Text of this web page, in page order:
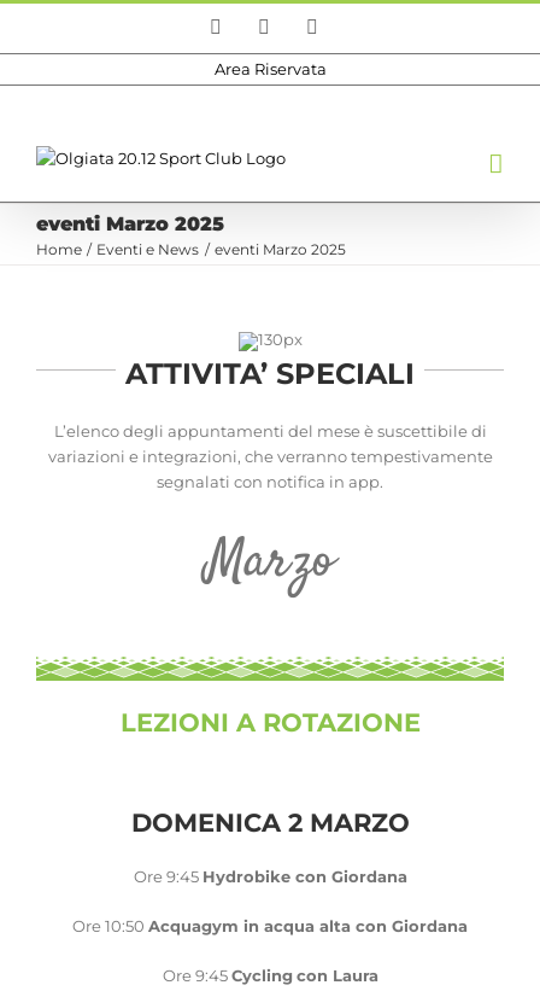
FacebookInstagram
Area Riservata
eventi Marzo 2025
Home Eventi e News eventi Marzo 2025
ATTIVITA’ SPECIALI
L’elenco degli appuntamenti del mese è suscettibile di
variazioni e integrazioni, che verranno tempestivamente
segnalati con notifica in app.
Marzo
LEZIONI A ROTAZIONE
DOMENICA 2 MARZO
Ore 9:45 Hydrobike con Giordana
Ore 10:50 Acquagym in acqua alta con Giordana
Ore 9:45Cycling con Laura